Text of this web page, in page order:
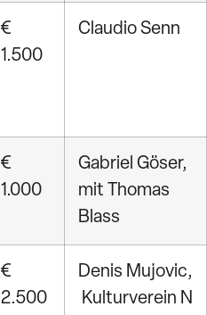
€
1.500
Claudio Senn
€
1.000
Gabriel Göser,
mit Thomas
Blass
€
2.500
Denis Mujovic,
Kulturverein N